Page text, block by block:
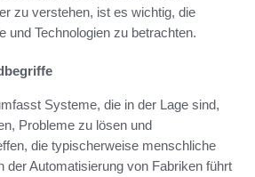
zu verstehen, ist es wichtig, die
und Technologien zu betrachten.
Systeme, die in der Lage sind,
Probleme zu lösen und
die typischerweise menschliche
der Automatisierung von Fabriken führt